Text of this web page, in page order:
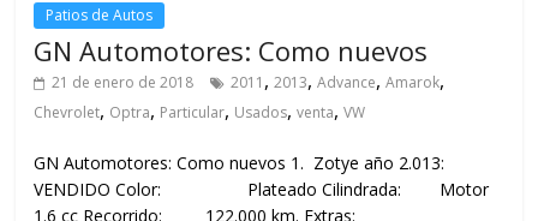
Patios de Autos
GN Automotores: Como nuevos
21 de enero de 2018 2011 ,2013,Advance,Amarok,
Chevrolet, Optra, Particular, Usados,venta,VW
GN Automotores: Como nuevos 1. Zotye año 2.013:
VENDIDO Color: Plateado Cilindrada: Motor
1.6 cc Recorrido: 122.000 km. Extras: